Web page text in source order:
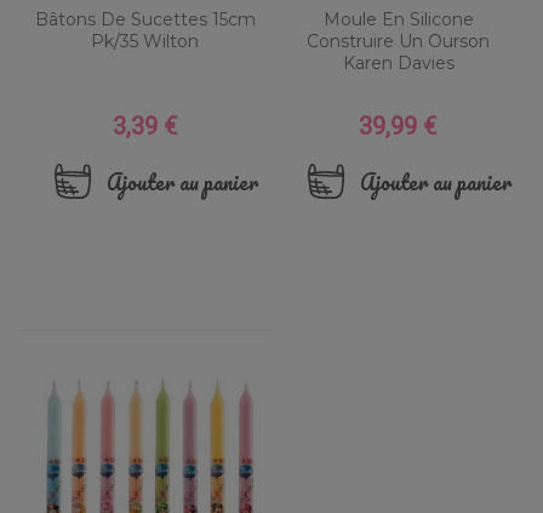
Bâtons De Sucettes 15cm
Pk/35 Wilton
Prix
3,39 €
Ajouter au panier
Moule En Silicone
Construire Un Ourson
Karen Davies
Prix
39,99 €
Ajouter au panier